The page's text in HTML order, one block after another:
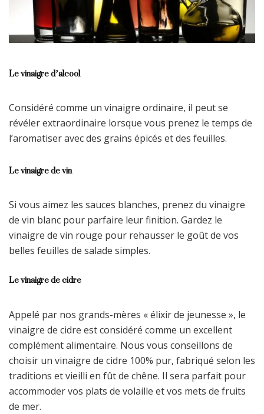
Le vinaigre d’alcool
Considéré comme un vinaigre ordinaire, il peut se
révéler extraordinaire lorsque vous prenez le temps de
l’aromatiser avec des grains épicés et des feuilles.
Le vinaigre de vin
Si vous aimez les sauces blanches, prenez du vinaigre
de vin blanc pour parfaire leur finition. Gardez le
vinaigre de vin rouge pour rehausser le goût de vos
belles feuilles de salade simples.
Le vinaigre de cidre
Appelé par nos grands-mères « élixir de jeunesse », le
vinaigre de cidre est considéré comme un excellent
complément alimentaire. Nous vous conseillons de
choisir un vinaigre de cidre 100% pur, fabriqué selon les
traditions et vieilli en fût de chêne. Il sera parfait pour
accommoder vos plats de volaille et vos mets de fruits
de mer.